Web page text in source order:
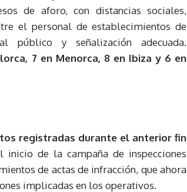
de aforo, con distancias sociales,
el personal de establecimientos de
público y señalización adecuada.
7 en Menorca, 8 en Ibiza y 6 en
registradas durante el anterior fin
de la campaña de inspecciones
de actas de infracción, que ahora
implicadas en los operativos.